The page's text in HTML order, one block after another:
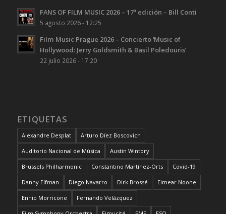
FANS OF FILM MUSIC 2026 – 17ª edición – Bill Conti
5 agosto 2026 - 12:25
Film Music Prague 2026 – Concierto ‘Music of
Hollywood: Jerry Goldsmith & Basil Poledouris’
22 julio 2026 - 17:20
ETIQUETAS
Alexandre Desplat Arturo Díez Boscovich
Auditorio Nacional de Música Austin Wintory
Brussels Philharmonic Constantino Martínez-Orts Covid-19
Danny Elfman Diego Navarro Dirk Brossé Eimear Noone
Ennio Morricone Fernando Velázquez